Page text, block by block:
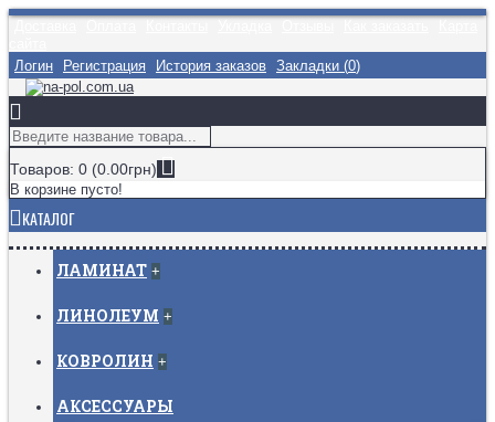
Логин
Регистрация История заказов Закладки (0)
Товаров: 0 (0.00грн)
В корзине пусто!
КАТАЛОГ
ЛАМИНАТ +
ЛИНОЛЕУМ +
КОВРОЛИН +
АКСЕССУАРЫ